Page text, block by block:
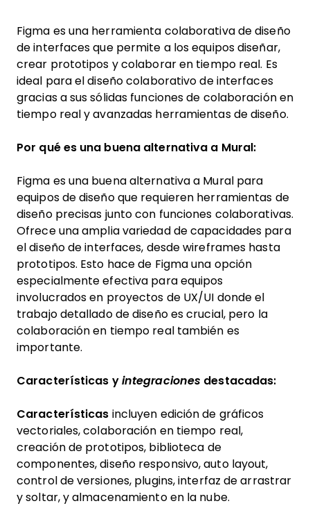
Figma es una herramienta colaborativa de diseño
de interfaces que permite a los equipos diseñar,
crear prototipos y colaborar en tiempo real. Es
ideal para el diseño colaborativo de interfaces
gracias a sus sólidas funciones de colaboración en
tiempo real y avanzadas herramientas de diseño.
Por qué es una buena alternativa a Mural:
Figma es una buena alternativa a Mural para
equipos de diseño que requieren herramientas de
diseño precisas junto con funciones colaborativas.
Ofrece una amplia variedad de capacidades para
el diseño de interfaces, desde wireframes hasta
prototipos. Esto hace de Figma una opción
especialmente efectiva para equipos
involucrados en proyectos de UX/UI donde el
trabajo detallado de diseño es crucial, pero la
colaboración en tiempo real también es
importante.
Características y integraciones destacadas:
Características incluyen edición de gráficos
vectoriales, colaboración en tiempo real,
creación de prototipos, biblioteca de
componentes, diseño responsivo, auto layout,
control de versiones, plugins, interfaz de arrastrar
y soltar, y almacenamiento en la nube.